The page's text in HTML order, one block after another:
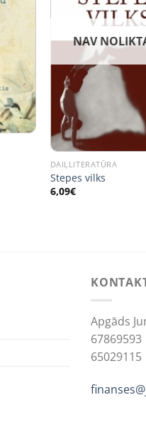
NAV
DAIĻLITERATŪRA
Stepes vilks
6,09€
Apgāds
67869593
65029115